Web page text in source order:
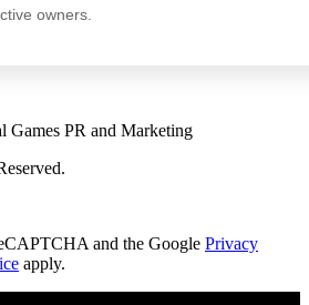
owners.
Games PR and Marketing
and the Google Privacy
apply.